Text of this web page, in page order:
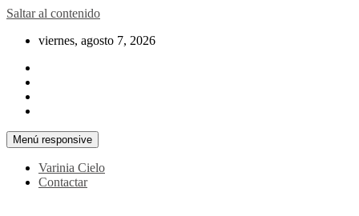
Saltar al contenido
viernes, agosto 7, 2026
Menú responsive
Varinia Cielo
Contactar